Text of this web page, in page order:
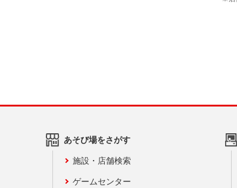
あそび場をさがす
施設・店舗検索
ゲームセンター